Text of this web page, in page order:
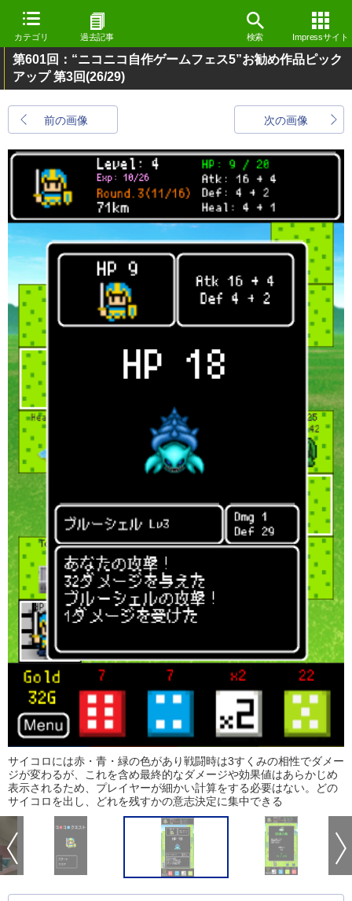
カテゴリ 過去記事 検索 Impressサイト
第601回：“ニコニコ自作ゲームフェス5”お勧め作品ピック
アップ 第3回(26/29)
前の画像 次の画像
サイコロには赤・青・緑の色があり戦闘時は3すくみの相性でダメー
ジが変わるが、これを含め最終的なダメージや効果値はあらかじめ
表示されるため、プレイヤーが細かい計算をする必要はない。どの
サイコロを出し、どれを残すかの意志決定に集中できる